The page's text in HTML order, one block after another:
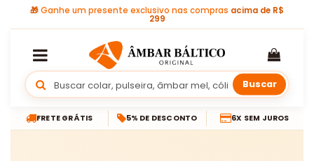
🎁Ganhe um presente exclusivo nas compras acima de R$
299
Buscar
FRETE GRÁTIS 5% DE DESCONTO 6X SEM JUROS